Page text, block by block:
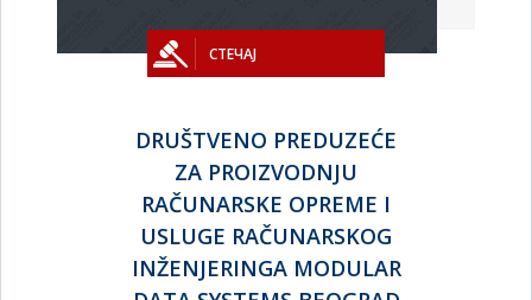
СТЕЧАЈ
DRUŠTVENO PREDUZEĆE
ZA PROIZVODNJU
RAČUNARSKE OPREME I
USLUGE RAČUNARSKOG
INŽENJERINGA MODULAR